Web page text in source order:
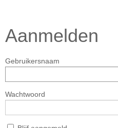
Aanmelden
Gebruikersnaam
Wachtwoord